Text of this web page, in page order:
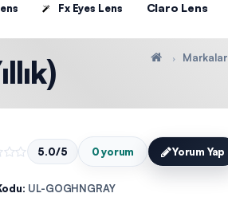
Fx Eyes Lens Claro Lens
Markalar
5.0/5 0 yorum Yorum Yap
UL-GOGHNGRAY